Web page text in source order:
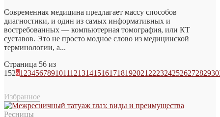
Современная медицина предлагает массу способов
диагностики, и один из самых информативных и
востребованных — компьютерная томография, или КТ
суставов. Это не просто модное слово из медицинской
терминологии, а...
Страница 56 из
152«1 23456789101112131415161718192021 222324252627282930
Избранное
Ресницы